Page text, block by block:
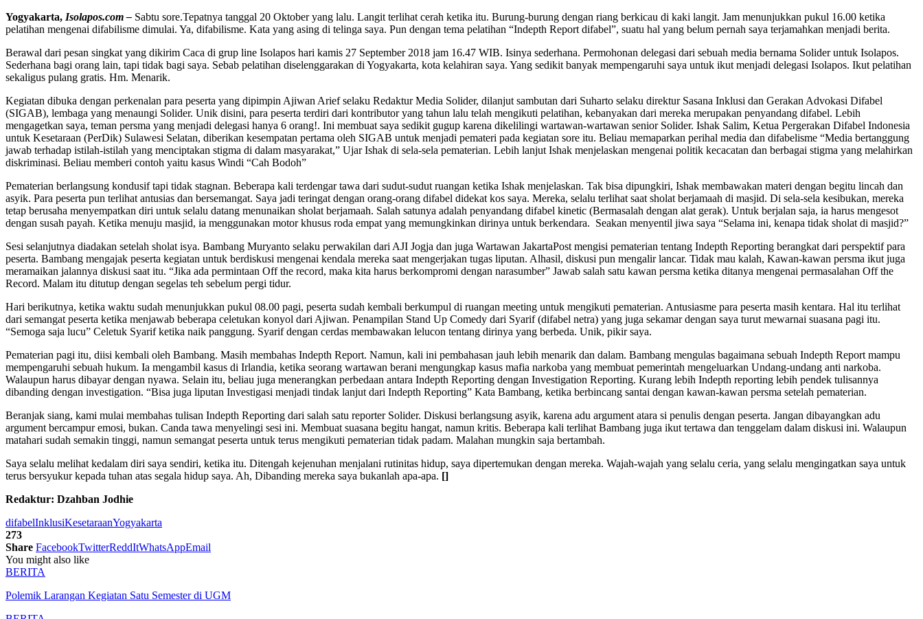
Yogyakarta, Isolapos.com – Sabtu sore.Tepatnya tanggal 20 Oktober yang lalu. Langit terlihat cerah ketika itu. Burung-burung dengan riang berkicau di kaki langit. Jam menunjukkan pukul 16.00 ketika
pelatihan mengenai difabilisme dimulai. Ya, difabilisme. Kata yang asing di telinga saya. Pun dengan tema pelatihan “Indepth Report difabel”, suatu hal yang belum pernah saya terjamahkan menjadi berita.
Berawal dari pesan singkat yang dikirim Caca di grup line Isolapos hari kamis 27 September 2018 jam 16.47 WIB. Isinya sederhana. Permohonan delegasi dari sebuah media bernama Solider untuk Isolapos.
Sederhana bagi orang lain, tapi tidak bagi saya. Sebab pelatihan diselenggarakan di Yogyakarta, kota kelahiran saya. Yang sedikit banyak mempengaruhi saya untuk ikut menjadi delegasi Isolapos. Ikut pelatihan
sekaligus pulang gratis. Hm. Menarik.
Kegiatan dibuka dengan perkenalan para peserta yang dipimpin Ajiwan Arief selaku Redaktur Media Solider, dilanjut sambutan dari Suharto selaku direktur Sasana Inklusi dan Gerakan Advokasi Difabel
(SIGAB), lembaga yang menaungi Solider. Unik disini, para peserta terdiri dari kontributor yang tahun lalu telah mengikuti pelatihan, kebanyakan dari mereka merupakan penyandang difabel. Lebih
mengagetkan saya, teman persma yang menjadi delegasi hanya 6 orang!. Ini membuat saya sedikit gugup karena dikelilingi wartawan-wartawan senior Solider. Ishak Salim, Ketua Pergerakan Difabel Indonesia
untuk Kesetaraan (PerDik) Sulawesi Selatan, diberikan kesempatan pertama oleh SIGAB untuk menjadi pemateri pada kegiatan sore itu. Beliau memaparkan perihal media dan difabelisme “Media bertanggung
jawab terhadap istilah-istilah yang menciptakan stigma di dalam masyarakat,” Ujar Ishak di sela-sela pematerian. Lebih lanjut Ishak menjelaskan mengenai politik kecacatan dan berbagai stigma yang melahirkan
diskriminasi. Beliau memberi contoh yaitu kasus Windi “Cah Bodoh”
Pematerian berlangsung kondusif tapi tidak stagnan. Beberapa kali terdengar tawa dari sudut-sudut ruangan ketika Ishak menjelaskan. Tak bisa dipungkiri, Ishak membawakan materi dengan begitu lincah dan
asyik. Para peserta pun terlihat antusias dan bersemangat. Saya jadi teringat dengan orang-orang difabel didekat kos saya. Mereka, selalu terlihat saat sholat berjamaah di masjid. Di sela-sela kesibukan, mereka
tetap berusaha menyempatkan diri untuk selalu datang menunaikan sholat berjamaah. Salah satunya adalah penyandang difabel kinetic (Bermasalah dengan alat gerak). Untuk berjalan saja, ia harus mengesot
dengan susah payah. Ketika menuju masjid, ia menggunakan motor khusus roda empat yang memungkinkan dirinya untuk berkendara. Seakan menyentil jiwa saya “Selama ini, kenapa tidak sholat di masjid?”
Sesi selanjutnya diadakan setelah sholat isya. Bambang Muryanto selaku perwakilan dari AJI Jogja dan juga Wartawan JakartaPost mengisi pematerian tentang Indepth Reporting berangkat dari perspektif para
peserta. Bambang mengajak peserta kegiatan untuk berdiskusi mengenai kendala mereka saat mengerjakan tugas liputan. Alhasil, diskusi pun mengalir lancar. Tidak mau kalah, Kawan-kawan persma ikut juga
meramaikan jalannya diskusi saat itu. “Jika ada permintaan Off the record, maka kita harus berkompromi dengan narasumber” Jawab salah satu kawan persma ketika ditanya mengenai permasalahan Off the
Record. Malam itu ditutup dengan segelas teh sebelum pergi tidur.
Hari berikutnya, ketika waktu sudah menunjukkan pukul 08.00 pagi, peserta sudah kembali berkumpul di ruangan meeting untuk mengikuti pematerian. Antusiasme para peserta masih kentara. Hal itu terlihat
dari semangat peserta ketika menjawab beberapa celetukan konyol dari Ajiwan. Penampilan Stand Up Comedy dari Syarif (difabel netra) yang juga sekamar dengan saya turut mewarnai suasana pagi itu.
“Semoga saja lucu” Celetuk Syarif ketika naik panggung. Syarif dengan cerdas membawakan lelucon tentang dirinya yang berbeda. Unik, pikir saya.
Pematerian pagi itu, diisi kembali oleh Bambang. Masih membahas Indepth Report. Namun, kali ini pembahasan jauh lebih menarik dan dalam. Bambang mengulas bagaimana sebuah Indepth Report mampu
mempengaruhi sebuah hukum. Ia mengambil kasus di Irlandia, ketika seorang wartawan berani mengungkap kasus mafia narkoba yang membuat pemerintah mengeluarkan Undang-undang anti narkoba.
Walaupun harus dibayar dengan nyawa. Selain itu, beliau juga menerangkan perbedaan antara Indepth Reporting dengan Investigation Reporting. Kurang lebih Indepth reporting lebih pendek tulisannya
dibanding dengan investigation. “Bisa juga liputan Investigasi menjadi tindak lanjut dari Indepth Reporting” Kata Bambang, ketika berbincang santai dengan kawan-kawan persma setelah pematerian.
Beranjak siang, kami mulai membahas tulisan Indepth Reporting dari salah satu reporter Solider. Diskusi berlangsung asyik, karena adu argument atara si penulis dengan peserta. Jangan dibayangkan adu
argument bercampur emosi, bukan. Canda tawa menyelingi sesi ini. Membuat suasana begitu hangat, namun kritis. Beberapa kali terlihat Bambang juga ikut tertawa dan tenggelam dalam diskusi ini. Walaupun
matahari sudah semakin tinggi, namun semangat peserta untuk terus mengikuti pematerian tidak padam. Malahan mungkin saja bertambah.
Saya selalu melihat kedalam diri saya sendiri, ketika itu. Ditengah kejenuhan menjalani rutinitas hidup, saya dipertemukan dengan mereka. Wajah-wajah yang selalu ceria, yang selalu mengingatkan saya untuk
terus bersyukur kepada tuhan atas segala hidup saya. Ah, Dibanding mereka saya bukanlah apa-apa. []
Redaktur: Dzahban Jodhie
difabelInklusiKesetaraanYogyakarta
273
Share FacebookTwitterReddItWhatsAppEmail
You might also like
BERITA
Polemik Larangan Kegiatan Satu Semester di UGM